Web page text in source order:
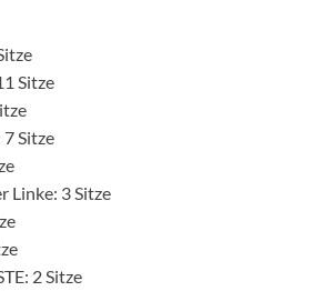
Sitze
Sitze
Linke: 3 Sitze
2 Sitze